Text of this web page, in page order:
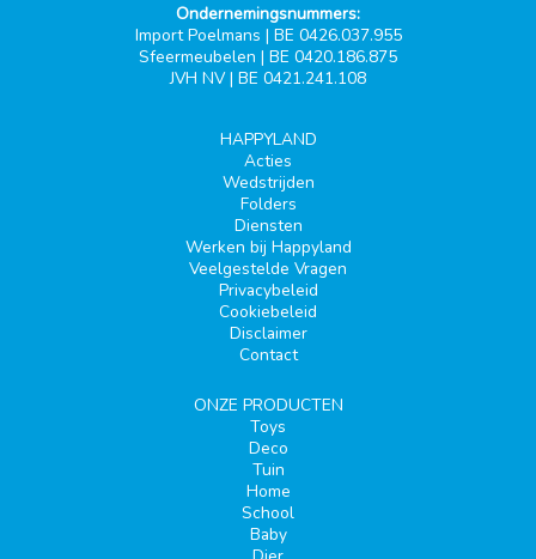
Ondernemingsnummers:
Import Poelmans | BE 0426.037.955
Sfeermeubelen | BE 0420.186.875
JVH NV | BE 0421.241.108
HAPPYLAND
Acties
Wedstrijden
Folders
Diensten
Werken bij Happyland
Veelgestelde Vragen
Privacybeleid
Cookiebeleid
Disclaimer
Contact
ONZE PRODUCTEN
Toys
Deco
Tuin
Home
School
Baby